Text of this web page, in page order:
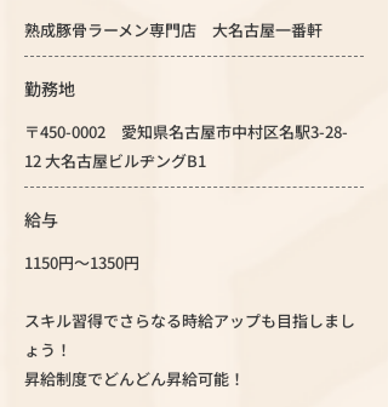
熟成豚骨ラーメン専門店 大名古屋一番軒
勤務地
〒450-0002 愛知県名古屋市中村区名駅3-28-
12 大名古屋ビルヂングB1
給与
1150円～1350円
スキル習得でさらなる時給アップも目指しまし
ょう！
昇給制度でどんどん昇給可能！